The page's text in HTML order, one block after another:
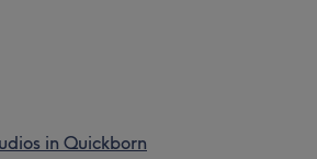
in Quickborn